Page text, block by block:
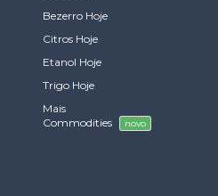
Bezerro Hoje
Citros Hoje
Etanol Hoje
Trigo Hoje
Mais
Commodities
novo